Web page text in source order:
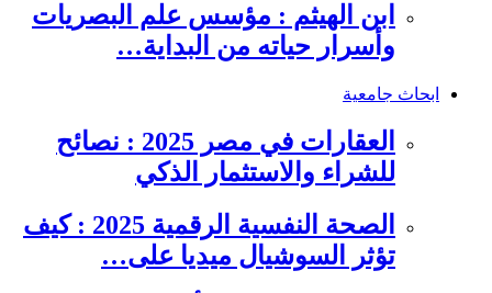
ابن الهيثم : مؤسس علم البصريات
وأسرار حياته من البداية…
ابحاث جامعية
العقارات في مصر 2025 : نصائح
للشراء والاستثمار الذكي
الصحة النفسية الرقمية 2025 : كيف
تؤثر السوشيال ميديا على…